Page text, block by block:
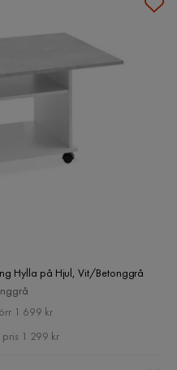
Hylla på Hjul, Vit/Betonggrå
1 699 kr
1 299 kr